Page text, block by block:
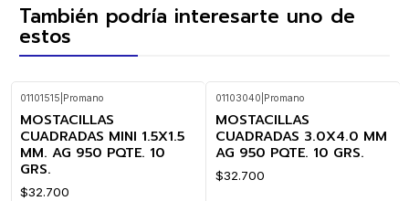
También podría interesarte uno de
estos
01101515 Promano
MOSTACILLAS
CUADRADAS MINI 1.5X1.5
MM. AG 950 PQTE. 10
GRS.
$32.700
01103040 Promano
MOSTACILLAS
CUADRADAS 3.0X4.0 MM
AG 950 PQTE. 10 GRS.
$32.700